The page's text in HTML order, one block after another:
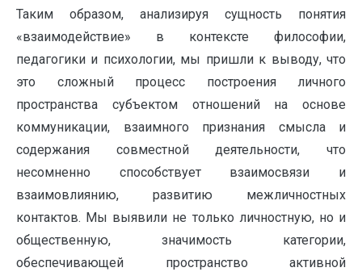
Таким образом, анализируя сущность понятия
«взаимодействие» в контексте философии,
педагогики и психологии, мы пришли к выводу, что
это сложный процесс построения личного
пространства субъектом отношений на основе
коммуникации, взаимного признания смысла и
содержания совместной деятельности, что
несомненно способствует взаимосвязи и
взаимовлиянию, развитию межличностных
контактов. Мы выявили не только личностную, но и
общественную, значимость категории,
обеспечивающей пространство активной